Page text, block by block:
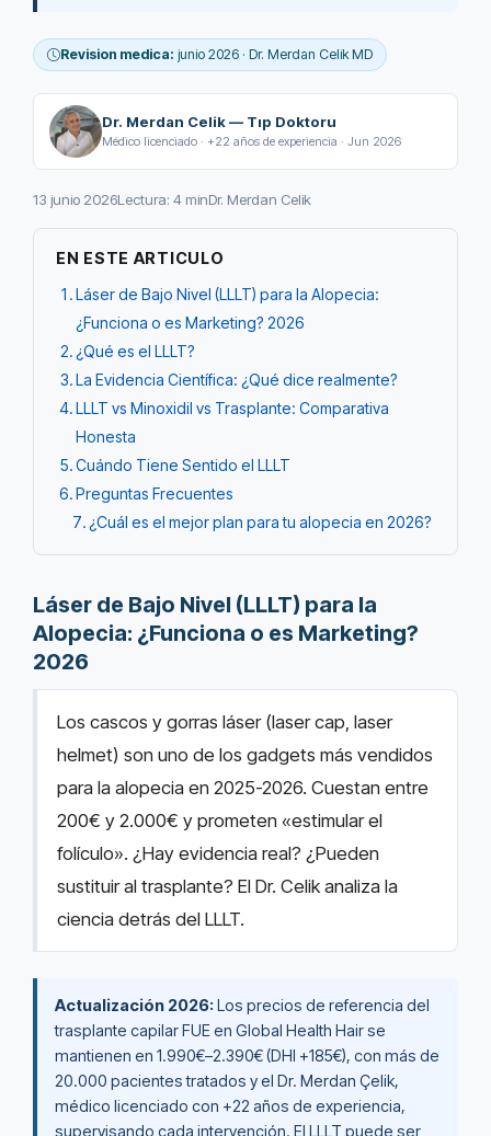
Revision medica: junio 2026 · Dr. Merdan Celik MD
Dr. Merdan Celik — Tıp Doktoru
Médico licenciado · +22 años de experiencia · Jun 2026
13 junio 2026Lectura: 4 minDr. Merdan Celik
EN ESTE ARTICULO
Láser de Bajo Nivel (LLLT) para la Alopecia:
¿Funciona o es Marketing? 2026
¿Qué es el LLLT?
La Evidencia Científica: ¿Qué dice realmente?
LLLT vs Minoxidil vs Trasplante: Comparativa
Honesta
Cuándo Tiene Sentido el LLLT
Preguntas Frecuentes
¿Cuál es el mejor plan para tu alopecia en 2026?
Láser de Bajo Nivel (LLLT) para la
Alopecia: ¿Funciona o es Marketing?
2026
Los cascos y gorras láser (laser cap, laser
helmet) son uno de los gadgets más vendidos
para la alopecia en 2025-2026. Cuestan entre
200€ y 2.000€ y prometen «estimular el
folículo». ¿Hay evidencia real? ¿Pueden
sustituir al trasplante? El Dr. Celik analiza la
ciencia detrás del LLLT.
Actualización 2026: Los precios de referencia del
trasplante capilar FUE en Global Health Hair se
mantienen en 1.990€–2.390€ (DHI +185€), con más de
20.000 pacientes tratados y el Dr. Merdan Çelik,
médico licenciado con +22 años de experiencia,
supervisando cada intervención. El LLLT puede ser